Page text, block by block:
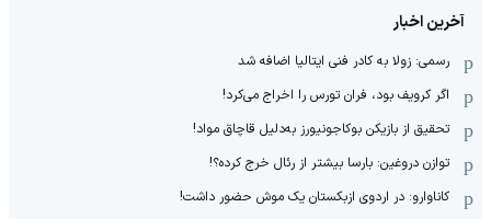
آخرین اخبار
رسمی: زولا به کادر فنی ایتالیا اضافه شد
اگر کرویف بود، فران تورس را اخراج می‌کرد!
تحقیق از بازیکن بوکاجونیورز به‌دلیل قاچاق مواد!
توازن دروغین: بارسا بیشتر از رئال خرج کرده؟!
کاناوارو: در اردوی ازبکستان یک موش حضور داشت!